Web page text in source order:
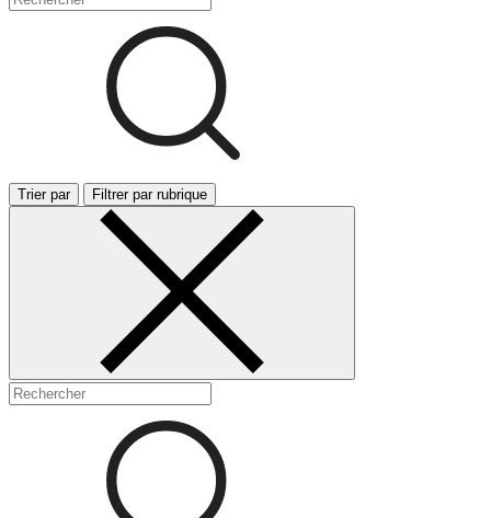
Trier par Filtrer par rubrique